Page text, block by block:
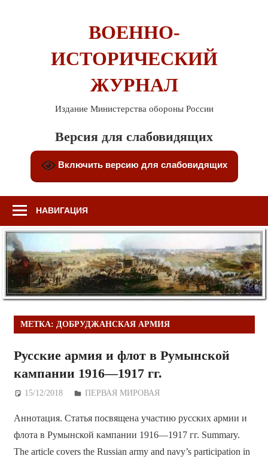
ВОЕННО-
ИСТОРИЧЕСКИЙ
ЖУРНАЛ
Издание Министерства обороны России
Версия для слабовидящих
Включить версию для слабовидящих
НАВИГАЦИЯ
МЕТКА: ДОБРУДЖАНСКАЯ АРМИЯ
Русские армия и флот в Румынской
кампании 1916—1917 гг.
15/12/2018 Дежурный по Редакции
ПЕРВАЯ МИРОВАЯ
Аннотация. Статья посвящена участию русских армии и
флота в Румынской кампании 1916—1917 гг. Summary.
The article covers the Russian army and navy’s participation in